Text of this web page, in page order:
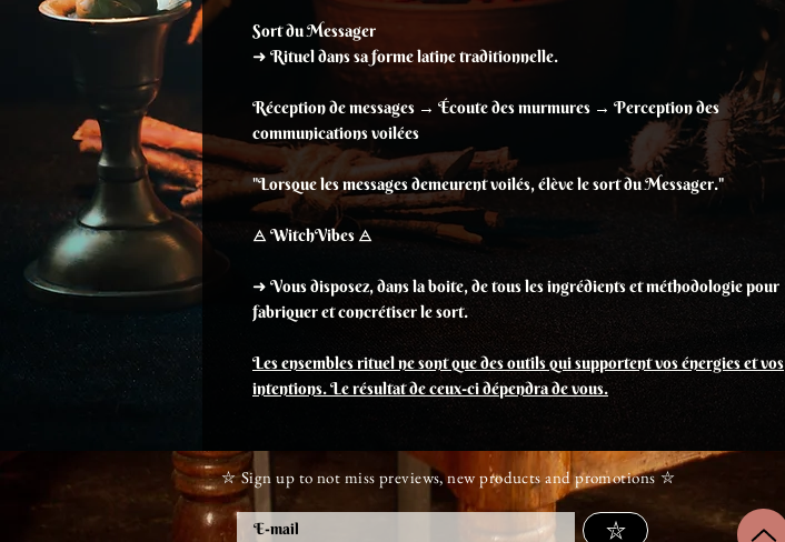
Sort du Messager
➜ Rituel dans sa forme latine traditionnelle.
Réception de messages → Écoute des murmures → Perception des
communications voilées
"Lorsque les messages demeurent voilés, élève le sort du Messager."
🜁 WitchVibes​ 🜁
➜ Vous disposez, dans la boite, de tous les ingrédients et méthodologie pour
fabriquer et concrétiser le sort.
Les ensembles rituel ne sont que des outils qui supportent vos énergies et vos
intentions. Le résultat de ceux-ci dépendra de vous.
⛥ Sign up to not miss previews, new products and promotions ⛥
⛥